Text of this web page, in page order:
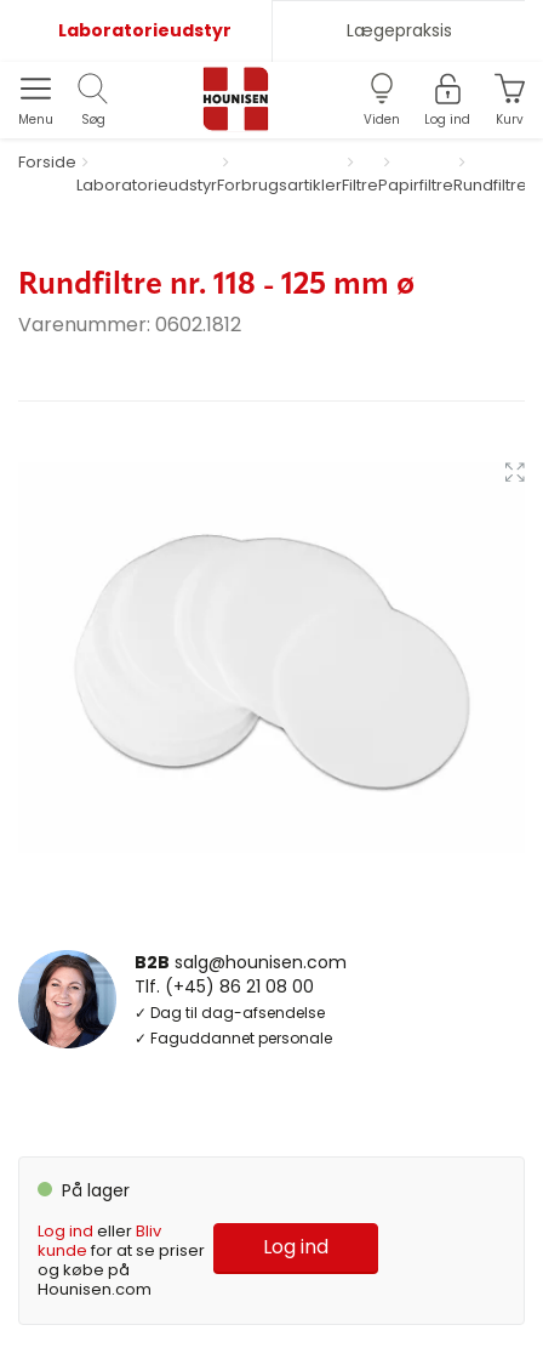
Laboratorieudstyr Lægepraksis
Menu Søg Viden Log ind Kurv
Forside
LaboratorieudstyrForbrugsartiklerFiltrePapirfiltreRundfiltre
Rundfiltre nr. 118 - 125 mm ø
Varenummer: 0602.1812
B2B salg@hounisen.com
Tlf. (+45) 86 21 08 00
✓ Dag til dag-afsendelse
✓ Faguddannet personale
På lager
Log ind ellerBliv
kundefor at se priser
og købe på
Hounisen.com
Log ind